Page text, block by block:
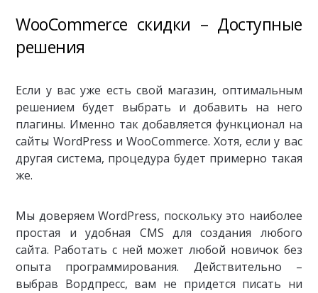
WooCommerce скидки – Доступные
решения
Если у вас уже есть свой магазин, оптимальным
решением будет выбрать и добавить на него
плагины. Именно так добавляется функционал на
сайты WordPress и WooCommerce. Хотя, если у вас
другая система, процедура будет примерно такая
же.
Мы доверяем WordPress, поскольку это наиболее
простая и удобная CMS для создания любого
сайта. Работать с ней может любой новичок без
опыта программирования. Действительно –
выбрав Вордпресс, вам не придется писать ни